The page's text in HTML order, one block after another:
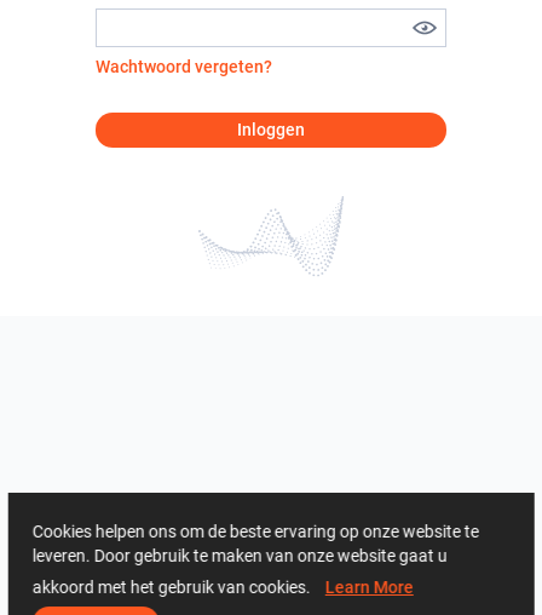
Wachtwoord vergeten?
Inloggen
Cookies helpen ons om de beste ervaring op onze website te
leveren. Door gebruik te maken van onze website gaat u
akkoord met het gebruik van cookies. Learn More